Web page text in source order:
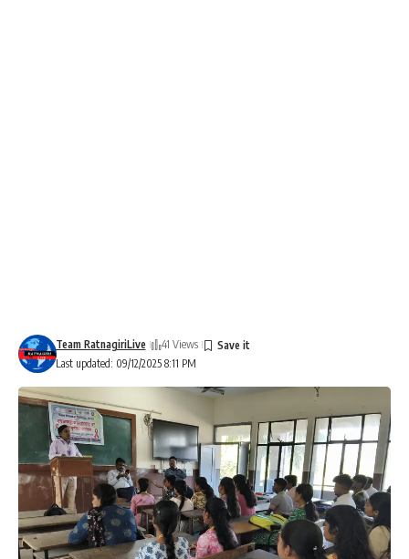
Last updated: 09/12/2025 8:11 PM
Team RatnagiriLive 41 Views